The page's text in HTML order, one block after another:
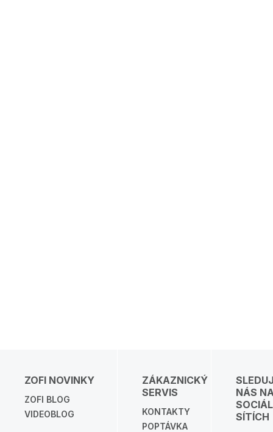
ZOFI NOVINKY
ZOFI BLOG
VIDEOBLOG
ZÁKAZNICKÝ
SERVIS
KONTAKTY
POPTÁVKA
NÁS
SÍTÍCH